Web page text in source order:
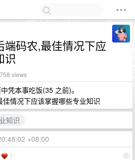
端码农,最佳情况下应
识
views
凭本事吃饭(35 之前)。
情况下应该掌握哪些专业知识
知识
+08:00
1
1